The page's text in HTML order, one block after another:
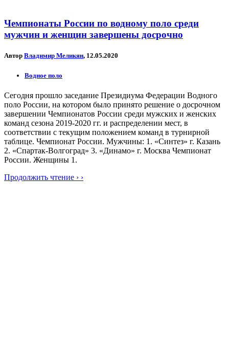
Чемпионаты России по водному поло среди
мужчин и женщин завершены досрочно
Автор Владимир Меликян, 12.05.2020
Водное поло
Сегодня прошло заседание Президиума Федерации Водного
поло России, на котором было принято решение о досрочном
завершении Чемпионатов России среди мужских и женских
команд сезона 2019-2020 гг. и распределении мест, в
соответствии с текущим положением команд в турнирной
таблице. Чемпионат России. Мужчины: 1. «Синтез» г. Казань
2. «Спартак-Волгоград» 3. «Динамо» г. Москва Чемпионат
России. Женщины 1.
Продолжить чтение › ›